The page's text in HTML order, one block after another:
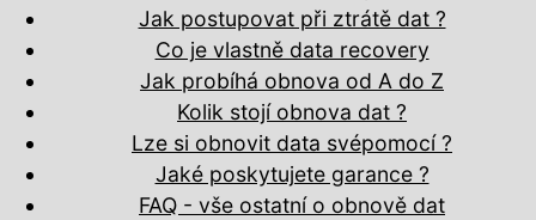
Jak postupovat při ztrátě dat ?
Co je vlastně data recovery
Jak probíhá obnova od A do Z
Kolik stojí obnova dat ?
Lze si obnovit data svépomocí ?
Jaké poskytujete garance ?
FAQ - vše ostatní o obnově dat